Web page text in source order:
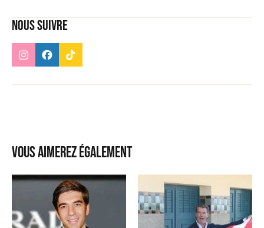
Nous suivre
Vous aimerez également